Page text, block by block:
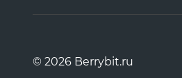
© 2026 Berrybit.ru